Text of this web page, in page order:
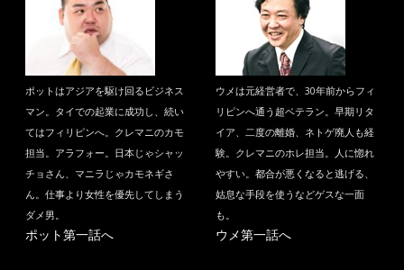
ポットはアジアを駆け回るビジネス
マン。タイでの起業に成功し、続い
てはフィリピンへ。クレマニのカモ
担当。アラフォー。日本じゃシャッ
チョさん、マニラじゃカモネギさ
ん。仕事より女性を優先してしまう
ダメ男。
ポット第一話へ
ウメは元経営者で、30年前からフィ
リピンへ通う超ベテラン。早期リタ
イア、二度の離婚、ネトゲ廃人も経
験。クレマニのホレ担当。人に惚れ
やすい。都合が悪くなると逃げる、
姑息な手段を使うなどゲスな一面
も。
ウメ第一話へ